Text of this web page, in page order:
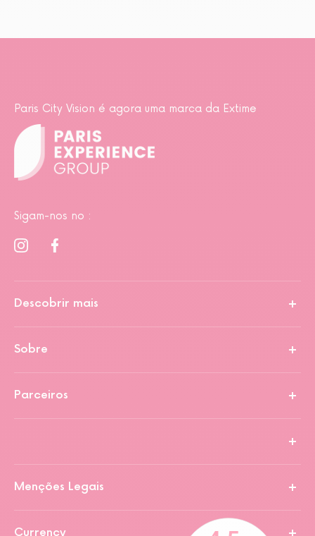
Paris City Vision é agora uma marca da Extime
Sigam-nos no :
Descobrir mais
Sobre
Parceiros
Menções Legais
Currency